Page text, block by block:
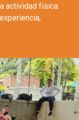
actividad física.